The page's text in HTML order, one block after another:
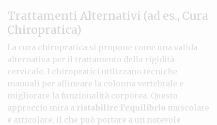
Trattamenti Alternativi (ad es., Cura
Chiropratica)
La cura chiropratica si propone come una valida
alternativa per il trattamento della rigidità
cervicale. I chiropratici utilizzano tecniche
manuali per allineare la colonna vertebrale e
migliorare la funzionalità corporea. Questo
approccio mira a ristabilire l’equilibrio muscolare
e articolare, il che può portare a un notevole